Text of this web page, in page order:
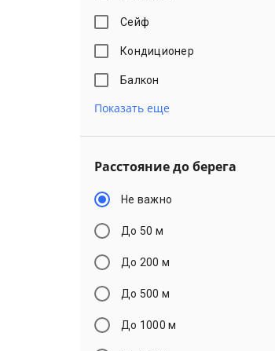
Сейф
Кондиционер
Балкон
Показать еще
Расстояние до берега
Не важно
До 50 м
До 200 м
До 500 м
До 1000 м